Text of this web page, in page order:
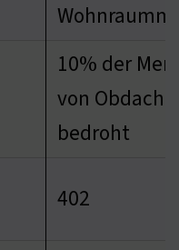
10% der
von
bedroht
402